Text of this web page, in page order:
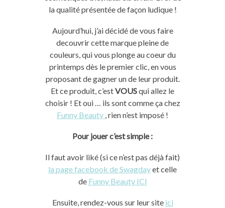
la qualité présentée de façon ludique !
Aujourd’hui, j’ai décidé de vous faire
decouvrir cette marque pleine de
couleurs, qui vous plonge au coeur du
printemps dès le premier clic, en vous
proposant de gagner un de leur produit.
Et ce produit, c’estVOUSqui allez le
choisir ! Et oui … ils sont comme ça chez
Funny Beauty , rien n’est imposé !
Pour jouer c’est simple :
Il faut avoir liké (si ce n’est pas déjà fait)
la page facebook de Swagdayet celle
de Funny Beauty ICI
Ensuite, rendez-vous sur leur site ici